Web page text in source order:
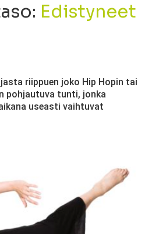
Edistyneet
riippuen joko Hip Hopin tai
pohjautuva tunti, jonka
useasti vaihtuvat